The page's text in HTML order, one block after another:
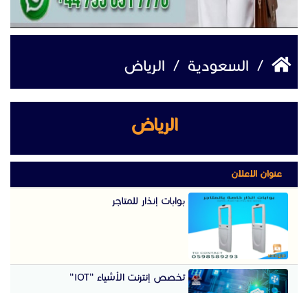
/ السعودية / الرياض
الرياض
عنوان الاعلان
بوابات إنذار للمتاجر
تخصص إنترنت الأشياء "IOT"